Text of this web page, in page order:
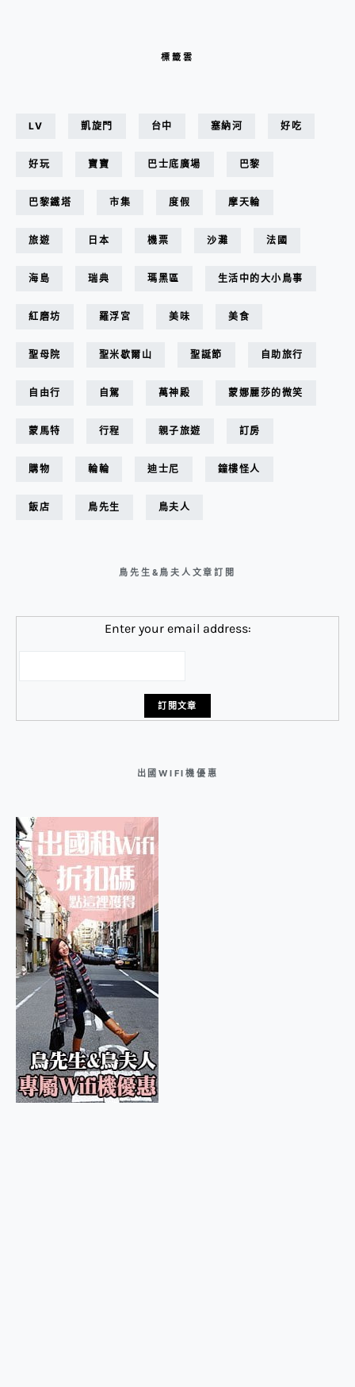
標籤雲
LV 凱旋門 台中 塞納河 好吃
好玩 寶寶 巴士底廣場 巴黎
巴黎鐵塔 市集 度假 摩天輪
旅遊 日本 機票 沙灘 法國
海島 瑞典 瑪黑區 生活中的大小鳥事
紅磨坊 羅浮宮 美味 美食
聖母院 聖米歇爾山 聖誕節 自助旅行
自由行 自駕 萬神殿 蒙娜麗莎的微笑
蒙馬特 行程 親子旅遊 訂房
購物 輪輪 迪士尼 鐘樓怪人
飯店 鳥先生 鳥夫人
鳥先生&鳥夫人文章訂閱
Enter your email address:
出國WIFI機優惠